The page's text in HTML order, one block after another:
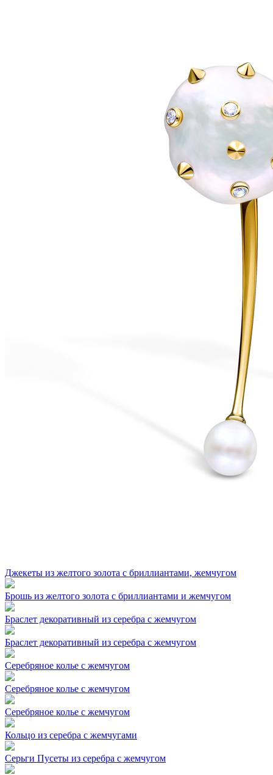
Джекеты из желтого золота с бриллиантами, жемчугом
Брошь из желтого золота с бриллиантами и жемчугом
Браслет декоративный из серебра с жемчугом
Браслет декоративный из серебра с жемчугом
Серебряное колье с жемчугом
Серебряное колье с жемчугом
Серебряное колье с жемчугом
Кольцо из серебра с жемчугами
Серьги Пусеты из серебра с жемчугом